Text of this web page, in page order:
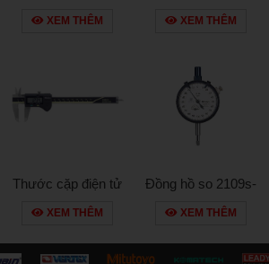
513-465e
XEM THÊM
513-426e
XEM THÊM
Thước cặp điện tử
500-181-20
XEM THÊM
Đồng hồ so 2109s-
XEM THÊM